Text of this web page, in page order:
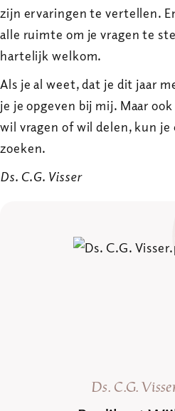
zijn ervaringen te vertellen.
alle ruimte om je vragen te
hartelijk welkom.
Als je al weet, dat je dit jaar
je je opgeven bij mij. Maar
wil vragen of wil delen, kun
zoeken.
Ds. C.G. Visser
Ds. C.G.